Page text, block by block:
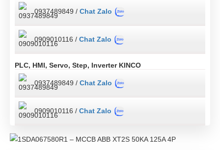
0937489849 / Chat Zalo
0909010116 / Chat Zalo
PLC, HMI, Servo, Step, Inverter KINCO
0937489849 / Chat Zalo
0909010116 / Chat Zalo